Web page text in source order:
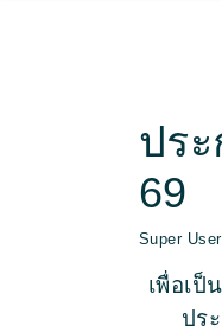
ปร
69
Super User
เพื่อเ
ปร